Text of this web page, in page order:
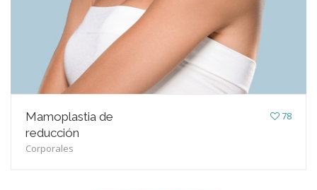
78
Mamoplastia de
reducción
Corporales